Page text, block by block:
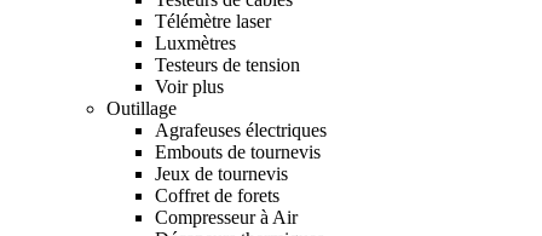
Télémètre laser
Luxmètres
Testeurs de tension
Voir plus
Outillage
Agrafeuses électriques
Embouts de tournevis
Jeux de tournevis
Coffret de forets
Compresseur à Air